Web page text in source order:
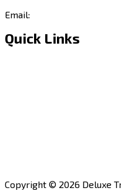
Email:
Quick Links
Copyright © 2026 Deluxe